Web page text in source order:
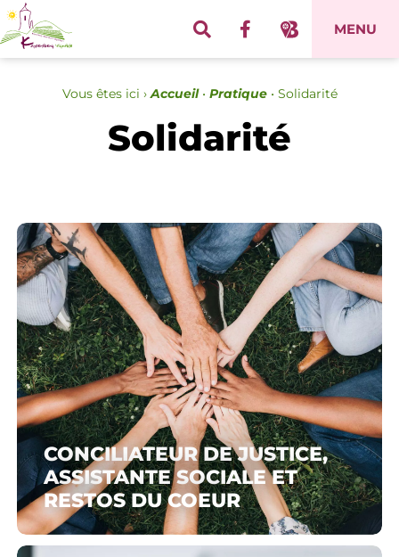
MENU
Vous êtes ici › Accueil• Pratique• Solidarité
Solidarité
CONCILIATEUR DE JUSTICE,
ASSISTANTE SOCIALE ET
RESTOS DU COEUR
Panneau de gestion des cookies